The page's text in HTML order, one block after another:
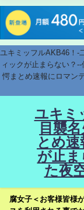
ユキミッフルAKB46！-
ィックが止まらない？
愕まとめ速報にロマン
ユキミ
目襲
とめ
が止ま
た夜
腐女子＜お客様皆様